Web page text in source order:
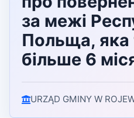
за межі
Польща, яка
більше 6
URZĄD GMINY W